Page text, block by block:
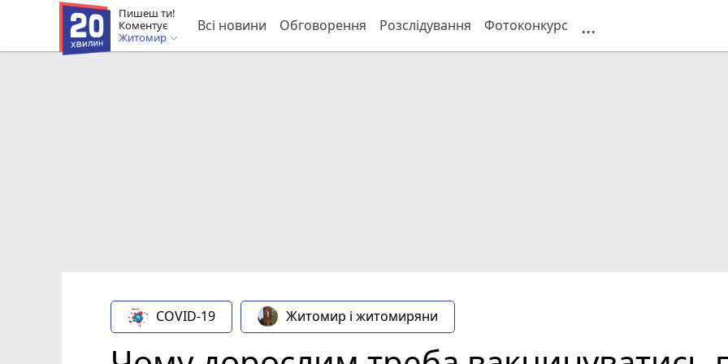
Пишеш ти!
Коментує
Житомир
Всі новини Обговорення Розслідування Фотоконкурс ...
COVID-19 Житомир і житомиряни